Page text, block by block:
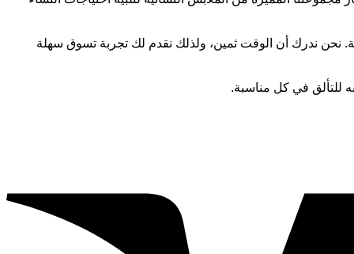
نحن ندرك أن الوقت ثمين، ولذلك نقدم لك تجربة تسوق سهلة
للتألق في كل مناسبة.